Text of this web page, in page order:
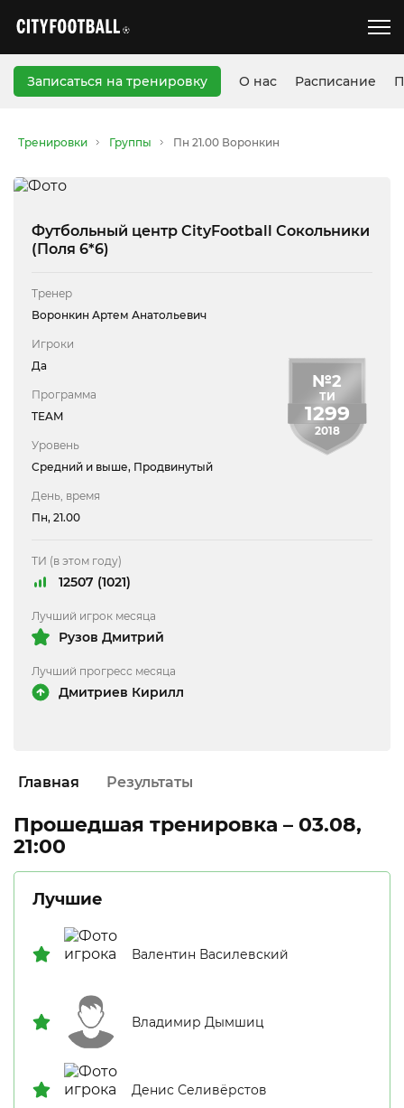
Записаться на тренировку О нас Расписание
Тренировки Группы Пн 21.00 Воронкин
Футбольный центр CityFootball Сокольники
(Поля 6*6)
Тренер
Воронкин Артем Анатольевич
Игроки
Да
Программа
TEAM
Уровень
Средний и выше, Продвинутый
День, время
Пн, 21.00
№2
ТИ
1299
2018
ТИ (в этом году)
12507 (1021)
Лучший игрок месяца
Рузов Дмитрий
Лучший прогресс месяца
Дмитриев Кирилл
Главная Результаты
Прошедшая тренировка – 03.08,
21:00
Лучшие
Валентин Василевский
Владимир Дымшиц
Денис Селивёрстов